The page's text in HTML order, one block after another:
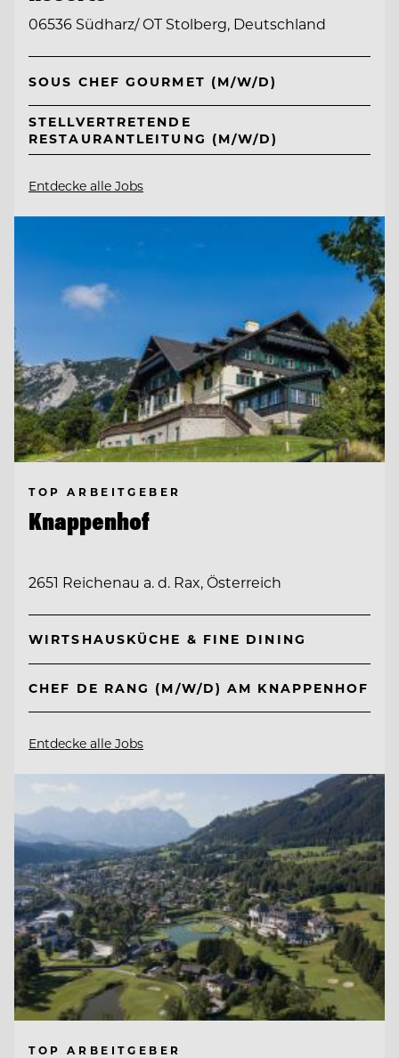
06536 Südharz/ OT Stolberg, Deutschland
SOUS CHEF GOURMET (M/W/D)
STELLVERTRETENDE
RESTAURANTLEITUNG (M/W/D)
Entdecke alle Jobs
TOP ARBEITGEBER
Knappenhof
2651 Reichenau a. d. Rax, Österreich
WIRTSHAUSKÜCHE & FINE DINING
CHEF DE RANG (M/W/D) AM KNAPPENHOF
Entdecke alle Jobs
TOP ARBEITGEBER